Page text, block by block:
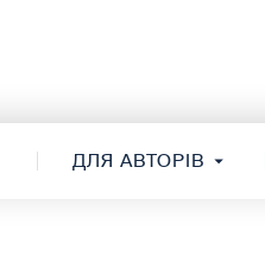
ДЛЯ АВТОРІВ